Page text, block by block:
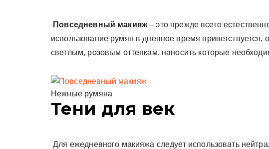
Повседневный макияж– это прежде всего
использование румян в дневное время приветствуется,
светлым, розовым оттенкам, наносить которые
Нежные румяна
Тени для век
Для ежедневного макияжа следует использовать